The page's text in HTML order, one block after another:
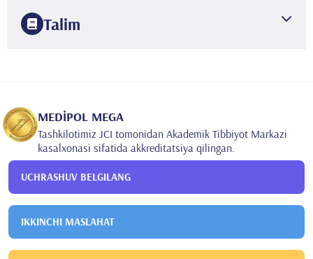
Talim
MEDİPOL MEGA
Tashkilotimiz JCI tomonidan Akademik Tibbiyot Markazi
kasalxonasi sifatida akkreditatsiya qilingan.
UCHRASHUV BELGILANG
IKKINCHI MASLAHAT